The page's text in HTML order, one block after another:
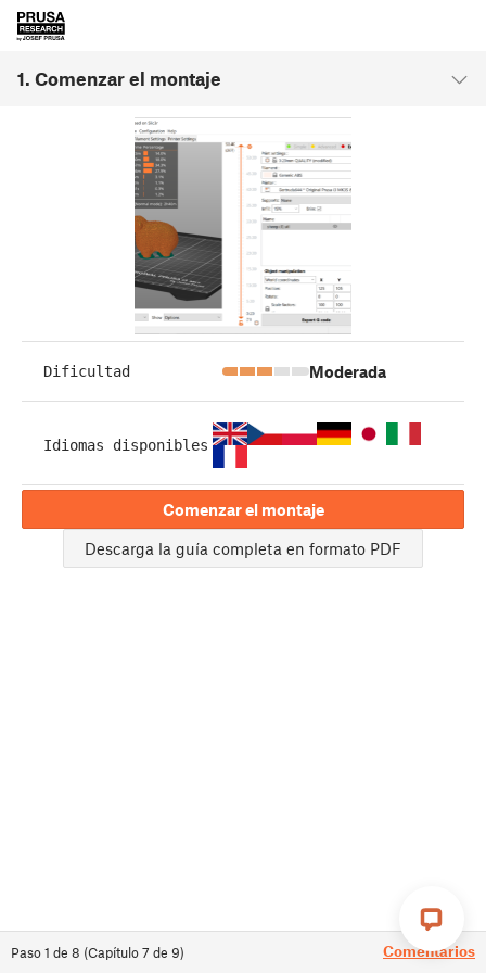
1. Comenzar el montaje
Paso1 de 8 (Capítulo7 de 9) Comentarios
Dificultad Moderada
Idiomas disponibles
Comenzar el montaje
Descarga la guía completa en formato PDF